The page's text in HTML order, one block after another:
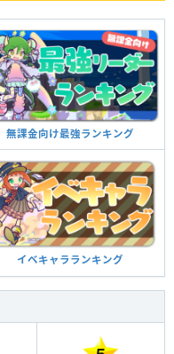
無課金向け最強ランキング
イベキャラランキング